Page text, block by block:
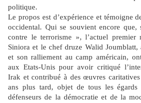
politique.
Le propos est d’expérience et témoigne
occidental. Qui se souvient encore que,
contre le terrorisme », l’actuel premier
Siniora et le chef druze Walid Joumblatt,
et son ralliement au camp américain,
aux Etats-Unis pour avoir critiqué
Irak et contribué à des œuvres
ans plus tard, objet de tous les
défenseurs de la démocratie et de la